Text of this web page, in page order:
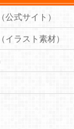
式サイト）
ラスト素材）